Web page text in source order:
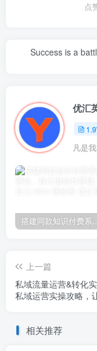
点
Success is a
优汇
搭建同款知识付费系统网站
上一篇
私域流量运营&转化实
私域运营实操攻略，
相关推荐